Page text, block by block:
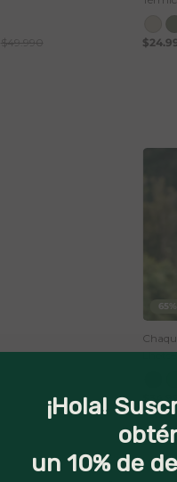
$49.990
Lhotse
¡Hola!
un 10% de